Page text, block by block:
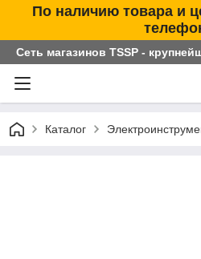
По наличию товара и
Сеть магазинов TSSP -
Каталог